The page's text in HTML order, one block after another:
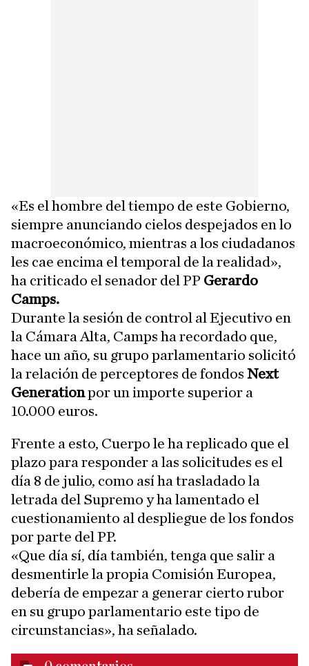
«Es el hombre del tiempo de este Gobierno,
siempre anunciando cielos despejados en lo
macroeconómico, mientras a los ciudadanos
les cae encima el temporal de la realidad»,
ha criticado el senador del PP Gerardo
Camps.
Durante la sesión de control al Ejecutivo en
la Cámara Alta, Camps ha recordado que,
hace un año, su grupo parlamentario solicitó
la relación de perceptores de fondos Next
Generationpor un importe superior a
10.000 euros.
Frente a esto, Cuerpo le ha replicado que el
plazo para responder a las solicitudes es el
día 8 de julio, como así ha trasladado la
letrada del Supremo y ha lamentado el
cuestionamiento al despliegue de los fondos
por parte del PP.
«Que día sí, día también, tenga que salir a
desmentirle la propia Comisión Europea,
debería de empezar a generar cierto rubor
en su grupo parlamentario este tipo de
circunstancias», ha señalado.